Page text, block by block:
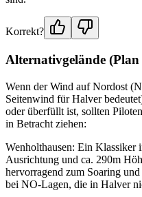
Korrekt?
Alternativgelände (Plan
Wenn der Wind auf Nordost
Seitenwind für Halver
oder überfüllt ist, sollten
in Betracht ziehen:
Wenholthausen: Ein Klassiker
Ausrichtung und ca. 290m
hervorragend zum Soaring
bei NO-Lagen, die in Halver